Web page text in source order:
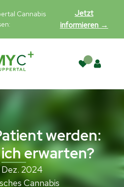
Cannabis
Jetzt
informieren →
werden:
erwarten?
Dez. 2024
Cannabis